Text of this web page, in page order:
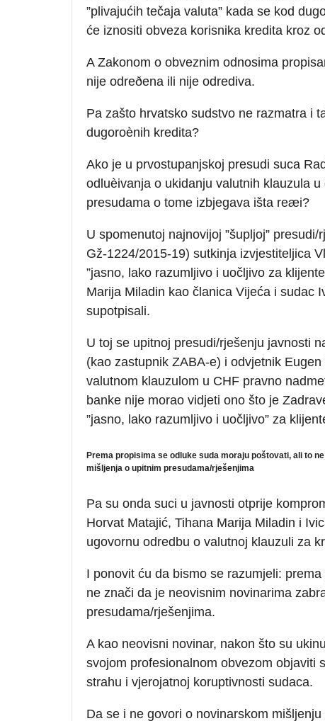
”plivajućih tečaja valuta” kada se kod
će iznositi obveza korisnika kredita kroz
A Zakonom o obveznim odnosima
nije odreðena ili nije odrediva.
Pa zašto hrvatsko sudstvo ne razmatra i
dugoroènih kredita?
Ako je u prvostupanjskoj presudi suca
odluèivanja o ukidanju valutnih klauzula
presudama o tome izbjegava išta reæi?
U spomenutoj najnovijoj ”šupljoj”
Gž-1224/2015-19) sutkinja izvjestiteljica
”jasno, lako razumljivo i uočljivo za
Marija Miladin kao članica Vijeća i sudac
supotpisali.
U toj se upitnoj presudi/rješenju javnosti
(kao zastupnik ZABA-e) i odvjetnik
valutnom klauzulom u CHF pravno
banke nije morao vidjeti ono što je
”jasno, lako razumljivo i uočljivo” za
Prema propisima se odluke suda moraju poštovati, ali to
mišljenja o upitnim presudama/rješenjima
Pa su onda suci u javnosti otprije
Horvat Matajić, Tihana Marija Miladin i
ugovornu odredbu o valutnoj klauzuli za
I ponovit ću da bismo se razumjeli:
ne znači da je neovisnim novinarima
presudama/rješenjima.
A kao neovisni novinar, nakon što su
svojom profesionalnom obvezom objaviti
strahu i vjerojatnoj koruptivnosti sudaca.
Da se i ne govori o novinarskom